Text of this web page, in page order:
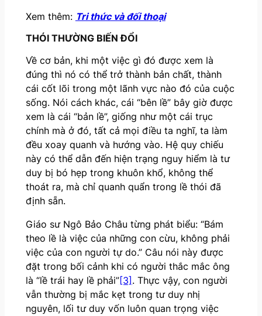
Xem thêm: Tri thức và đối thoại
THÓI THƯỜNG BIẾN ĐỔI
Về cơ bản, khi một việc gì đó được xem là
đúng thì nó có thể trở thành bản chất, thành
cái cốt lõi trong một lãnh vực nào đó của cuộc
sống. Nói cách khác, cái “bên lề” bây giờ được
xem là cái “bản lề”, giống như một cái trục
chính mà ở đó, tất cả mọi điều ta nghĩ, ta làm
đều xoay quanh và hướng vào. Hệ quy chiếu
này có thể dẫn đến hiện trạng nguy hiểm là tư
duy bị bó hẹp trong khuôn khổ, không thể
thoát ra, mà chỉ quanh quẩn trong lề thói đã
định sẵn.
Giáo sư Ngô Bảo Châu từng phát biểu: “Bám
theo lề là việc của những con cừu, không phải
việc của con người tự do.” Câu nói này được
đặt trong bối cảnh khi có người thắc mắc ông
là “lề trái hay lề phải”[3] . Thực vậy, con người
vẫn thường bị mắc kẹt trong tư duy nhị
nguyên, lối tư duy vốn luôn quan trọng việc